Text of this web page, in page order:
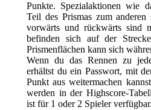
Punkte. Spezialaktionen wie
Teil des Prismas zum anderen
vorwärts und rückwärts sind
befinden sich auf der
Prismenflächen kann sich
Wenn du das Rennen zu
erhältst du ein Passwort, mit
Punkt aus weitermachen
werden in der Highscore-
ist für 1 oder 2 Spieler verfügbar.